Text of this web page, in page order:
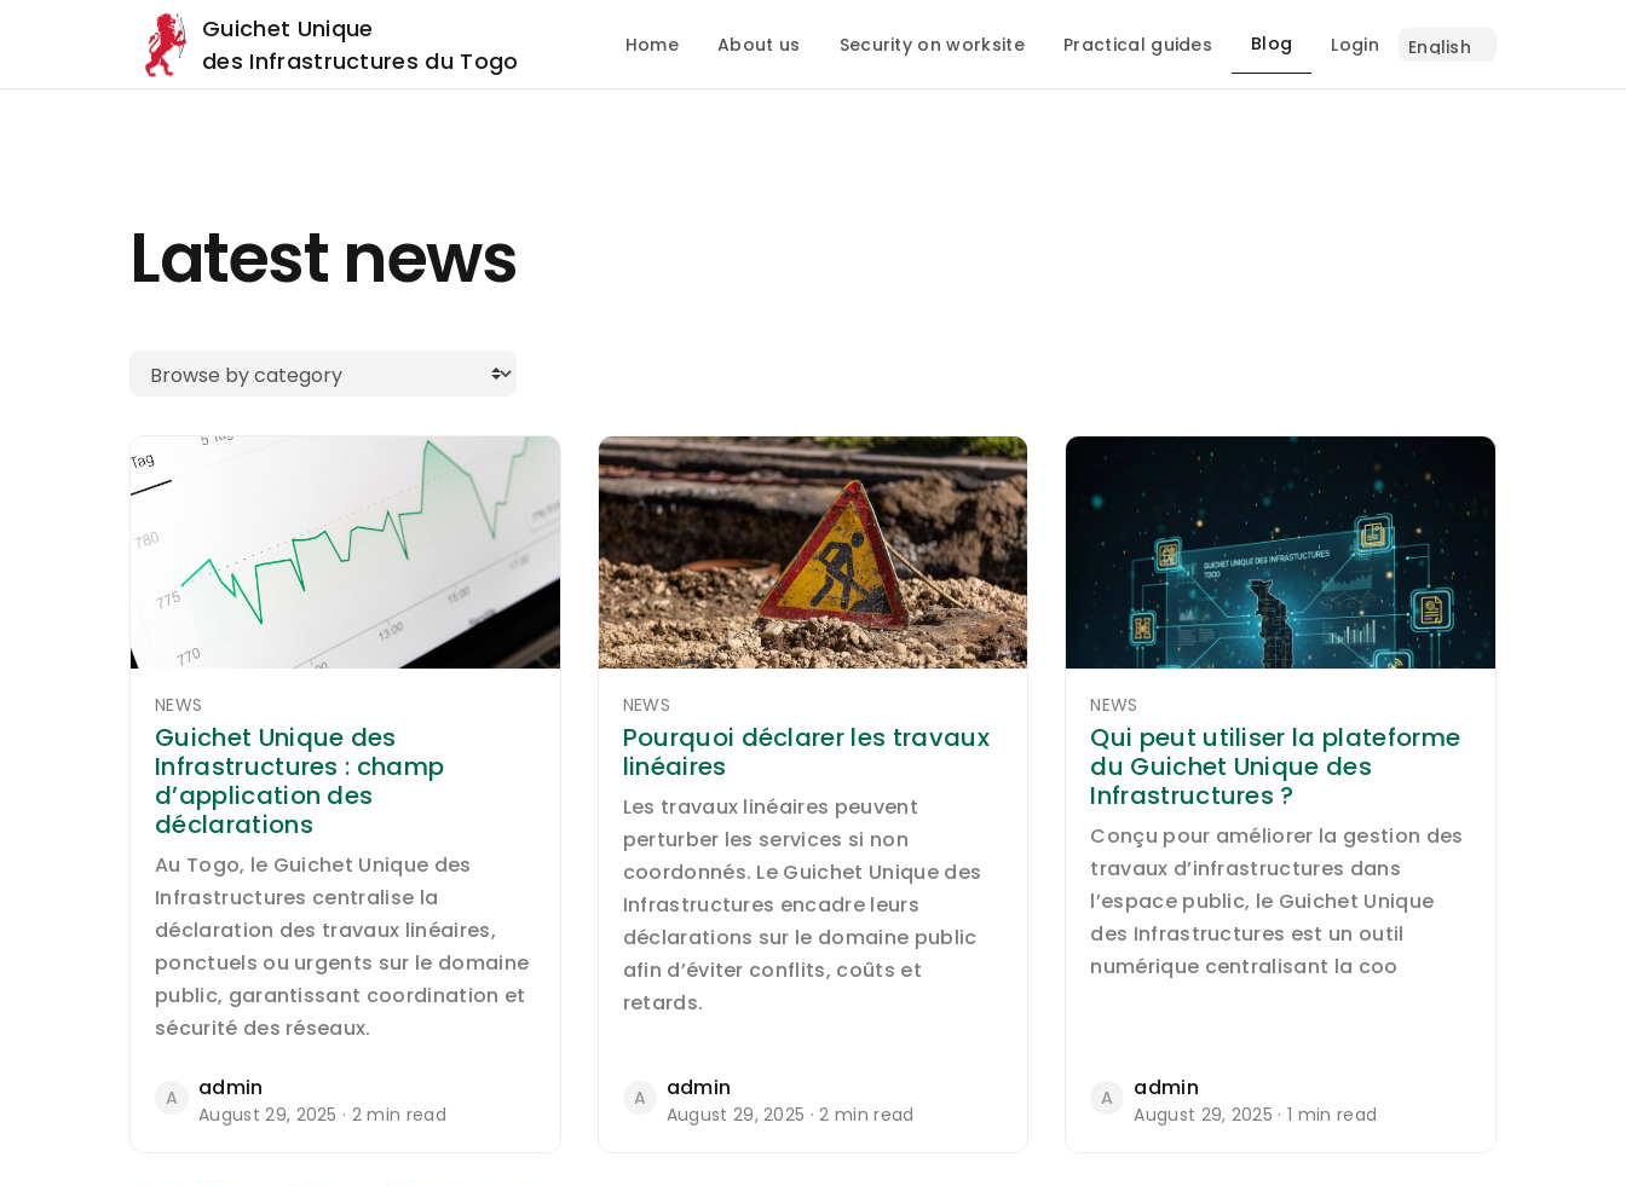
Guichet Unique
des Infrastructures du Togo
Home About us Security on worksite Practical guides Blog Login
Latest news
Browse by category
NEWS
Guichet Unique des
Infrastructures : champ
d’application des
déclarations
Au Togo, le Guichet Unique des
Infrastructures centralise la
déclaration des travaux linéaires,
ponctuels ou urgents sur le domaine
public, garantissant coordination et
sécurité des réseaux.
A admin
August 29, 2025 · 2 min read
NEWS
Pourquoi déclarer les travaux
linéaires
Les travaux linéaires peuvent
perturber les services si non
coordonnés. Le Guichet Unique des
Infrastructures encadre leurs
déclarations sur le domaine public
afin d’éviter conflits, coûts et
retards.
A admin
August 29, 2025 · 2 min read
NEWS
Qui peut utiliser la plateforme
du Guichet Unique des
Infrastructures ?
Conçu pour améliorer la gestion des
travaux d’infrastructures dans
l’espace public, le Guichet Unique
des Infrastructures est un outil
numérique centralisant la coo
A admin
August 29, 2025 · 1 min read